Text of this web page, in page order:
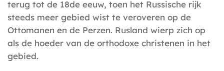
terug tot de 18de eeuw, toen het Russische rijk
steeds meer gebied wist te veroveren op de
Ottomanen en de Perzen. Rusland wierp zich op
als de hoeder van de orthodoxe christenen in het
gebied.